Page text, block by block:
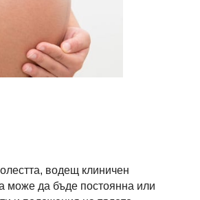
водещ клиничен
може да бъде постоянна или